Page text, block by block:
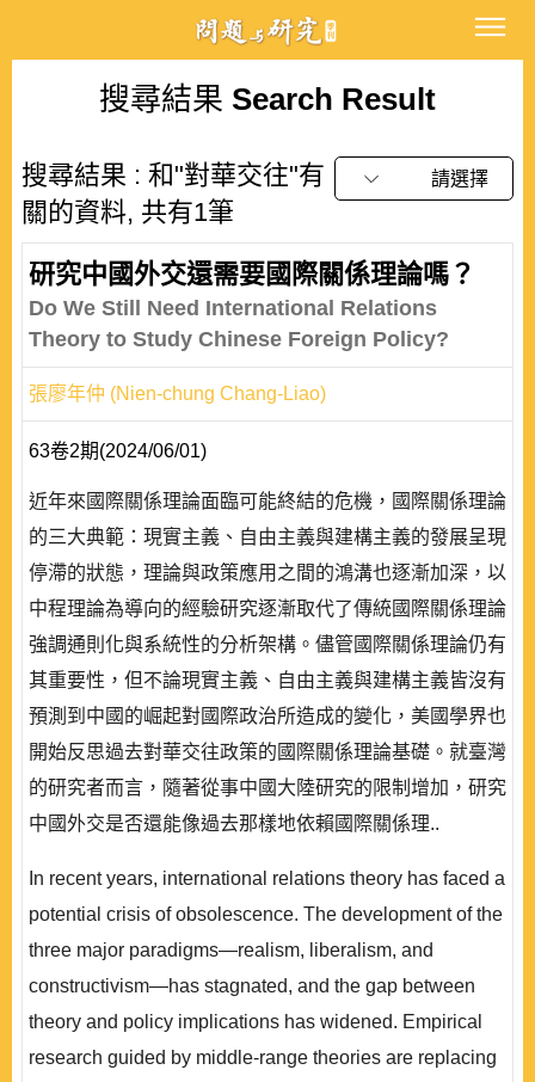
搜尋結果 Search Result
搜尋結果 : 和"對華交往"有
關的資料, 共有1筆
請選擇
研究中國外交還需要國際關係理論嗎？
Do We Still Need International Relations
Theory to Study Chinese Foreign Policy?
張廖年仲 (Nien-chung Chang-Liao)
63卷2期(2024/06/01)
近年來國際關係理論面臨可能終結的危機，國際關係理論
的三大典範：現實主義、自由主義與建構主義的發展呈現
停滯的狀態，理論與政策應用之間的鴻溝也逐漸加深，以
中程理論為導向的經驗研究逐漸取代了傳統國際關係理論
強調通則化與系統性的分析架構。儘管國際關係理論仍有
其重要性，但不論現實主義、自由主義與建構主義皆沒有
預測到中國的崛起對國際政治所造成的變化，美國學界也
開始反思過去對華交往政策的國際關係理論基礎。就臺灣
的研究者而言，隨著從事中國大陸研究的限制增加，研究
中國外交是否還能像過去那樣地依賴國際關係理..
In recent years, international relations theory has faced a
potential crisis of obsolescence. The development of the
three major paradigms—realism, liberalism, and
constructivism—has stagnated, and the gap between
theory and policy implications has widened. Empirical
research guided by middle-range theories are replacing